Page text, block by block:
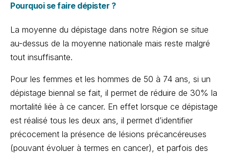
Pourquoi se faire dépister ?
La moyenne du dépistage dans notre Région se situe
au-dessus de la moyenne nationale mais reste malgré
tout insuffisante.
Pour les femmes et les hommes de 50 à 74 ans, si un
dépistage biennal se fait, il permet de réduire de 30% la
mortalité liée à ce cancer. En effet lorsque ce dépistage
est réalisé tous les deux ans, il permet d’identifier
précocement la présence de lésions précancéreuses
(pouvant évoluer à termes en cancer), et parfois des